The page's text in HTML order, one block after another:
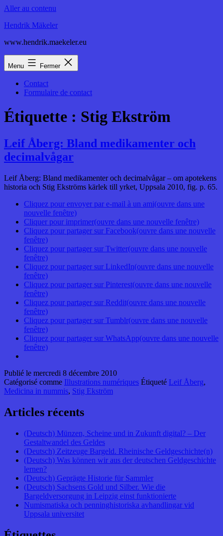
Aller au contenu
Hendrik Mäkeler
www.hendrik.maekeler.eu
Menu Fermer
Contact
Formulaire de contact
Étiquette : Stig Ekström
Leif Åberg: Bland medikamenter och
decimalvågar
Leif Åberg: Bland medikamenter och decimalvågar – om apotekens
historia och Stig Ekströms kärlek till yrket, Uppsala 2010, fig. p. 65.
Cliquez pour envoyer par e-mail à un ami(ouvre dans une
nouvelle fenêtre)
Cliquer pour imprimer(ouvre dans une nouvelle fenêtre)
Cliquez pour partager sur Facebook(ouvre dans une nouvelle
fenêtre)
Cliquez pour partager sur Twitter(ouvre dans une nouvelle
fenêtre)
Cliquez pour partager sur LinkedIn(ouvre dans une nouvelle
fenêtre)
Cliquez pour partager sur Pinterest(ouvre dans une nouvelle
fenêtre)
Cliquez pour partager sur Reddit(ouvre dans une nouvelle
fenêtre)
Cliquez pour partager sur Tumblr(ouvre dans une nouvelle
fenêtre)
Cliquez pour partager sur WhatsApp(ouvre dans une nouvelle
fenêtre)
Publié le mercredi 8 décembre 2010
Catégorisé comme Illustrations numériques Étiqueté Leif Åberg,
Medicina in nummis, Stig Ekström
Articles récents
(Deutsch) Münzen, Scheine und in Zukunft digital? – Der
Gestaltwandel des Geldes
(Deutsch) Zeitzeuge Bargeld. Rheinische Geldgeschichte(n)
(Deutsch) Was können wir aus der deutschen Geldgeschichte
lernen?
(Deutsch) Geprägte Historie für Sammler
(Deutsch) Sachsens Gold und Silber. Wie die
Bargeldversorgung in Leipzig einst funktionierte
Numismatiska och penninghistoriska avhandlingar vid
Uppsala universitet